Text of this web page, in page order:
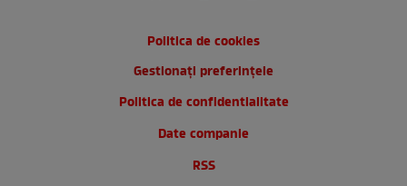
Politica de cookies
Gestionați preferințele
Politica de confidentialitate
Date companie
RSS